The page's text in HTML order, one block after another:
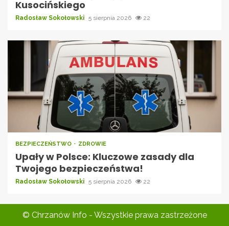
Kusocińskiego
Radosław Sokołowski 5 sierpnia 2026 22
BEZPIECZEŃSTWO ZDROWIE
Upały w Polsce: Kluczowe zasady dla
Twojego bezpieczeństwa!
Radosław Sokołowski 5 sierpnia 2026 22
© Chrzanów Info - Wszystkie prawa zastrzeżone